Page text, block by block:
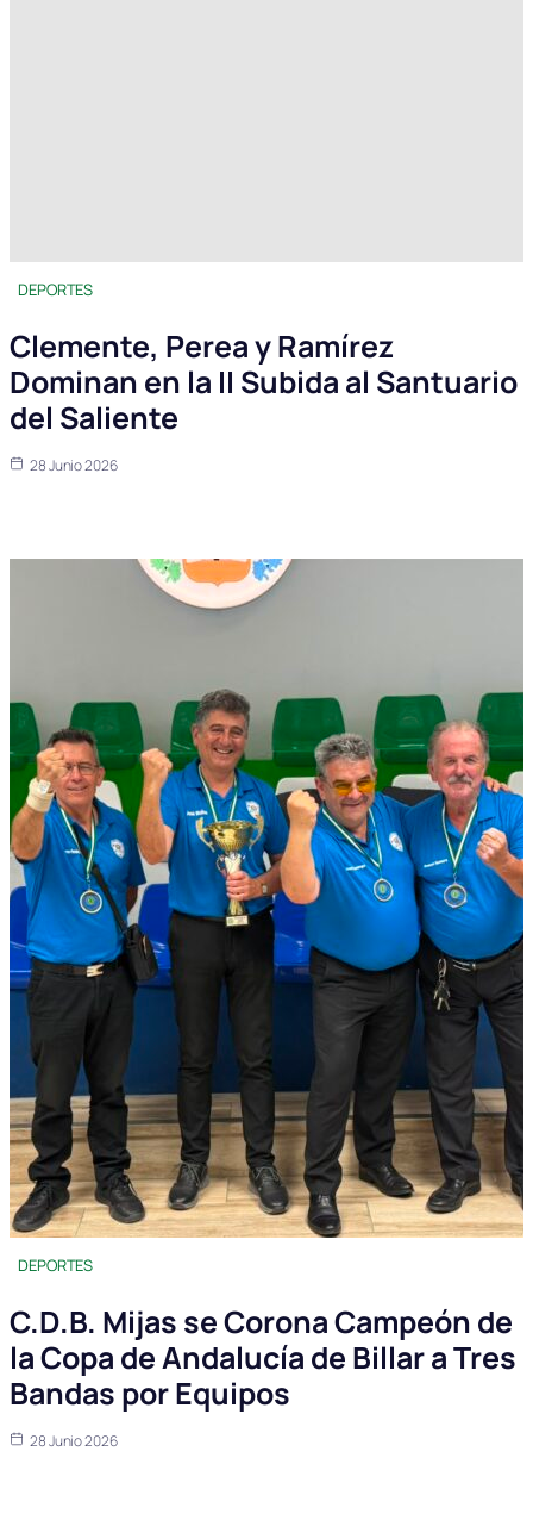
DEPORTES
Clemente, Perea y Ramírez
Dominan en la II Subida al Santuario
del Saliente
28 Junio 2026
DEPORTES
C.D.B. Mijas se Corona Campeón de
la Copa de Andalucía de Billar a Tres
Bandas por Equipos
28 Junio 2026